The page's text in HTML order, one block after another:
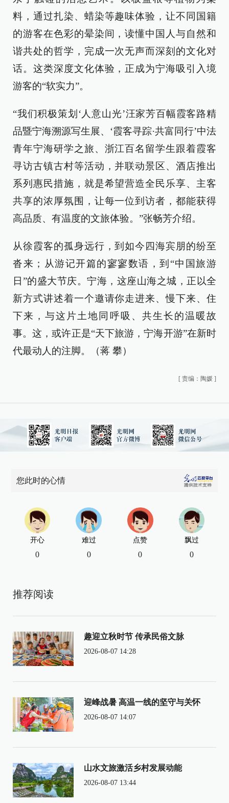
料，通过扎染、蜡染等趣味体验，让不同国籍
的游客在色彩的晕染间，读懂中国人与自然和
谐共处的哲学，完成一次无声而深刻的文化对
话。这类深度文化体验，正成为宁海吸引入境
游客的“软实力”。
“我们积极策划‘人意山光’汪家芳百幅霞客路精
品暨宁海溯源写生展、‘霞客寻踪·共富同行’中法
青年宁海研学之旅、浙江百名留学生跟着霞客
寻访古镇古村等活动，并联动景区、酒店推出
系列惠民措施，就是希望营造全民乐享、主客
共享的浓厚氛围，让每一位到访者，都能获得
高品质、有温度的文旅体验。”张畅芳介绍。
从徐霞客的孤身远行，到如今四海宾朋的纷至
沓来；从游记开篇的寥寥数语，到“中国旅游
日”的盛大节庆。宁海，这座山海之城，正以全
新方式讲述着一个邀请你走进来、慢下来、住
下来，与这片土地同呼吸、共生长的温暖故
事。这，或许正是“天下旅游，宁海开游”在新时
代最动人的注脚。（蒋 攀）
[ 责编：陶媛 ]
您此时的心情
开心
0
难过
0
点赞
0
飘过
0
推荐阅读
趣迎立秋时节 传承民俗文脉
2026-08-07 14:28
迎峰战暑 高温一线的坚守与关怀
2026-08-07 14:07
山水文旅激活乡村发展动能
2026-08-07 13:44